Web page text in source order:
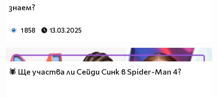
знаем?
1 858 13.03.2025
🕷️ Ще участва ли Сейди Синк в Spider-Man 4?